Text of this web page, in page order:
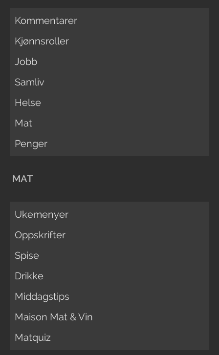
Kommentarer
Kjønnsroller
Jobb
Samliv
Helse
Mat
Penger
MAT
Ukemenyer
Oppskrifter
Spise
Drikke
Middagstips
Maison Mat & Vin
Matquiz